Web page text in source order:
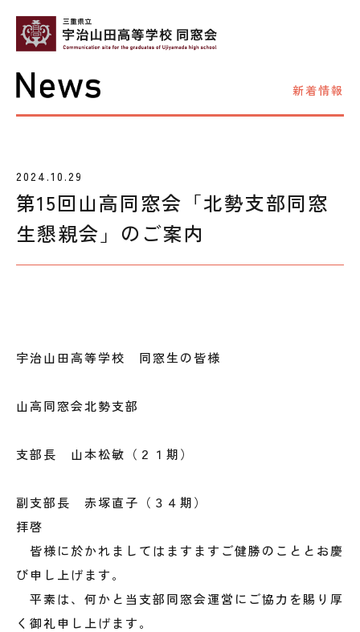
新着情報
2024.10.29
第15回山高同窓会「北勢支部同窓
生懇親会」のご案内
宇治山田高等学校 同窓生の皆様
山高同窓会北勢支部
支部長 山本松敏（２１期）
副支部長 赤塚直子（３４期）
拝啓
皆様に於かれましてはますますご健勝のこととお慶
び申し上げます。
平素は、何かと当支部同窓会運営にご協力を賜り厚
く御礼申し上げます。